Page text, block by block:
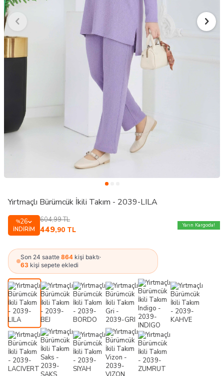
Yırtmaçlı Bürümcük İkili Takım - 2039-LILA
%26
İNDIRIM
604,99TL
449,90 TL
Yarın Kargoda!
Son 24 saatte 864 kişi baktı·
63 kişi sepete ekledi